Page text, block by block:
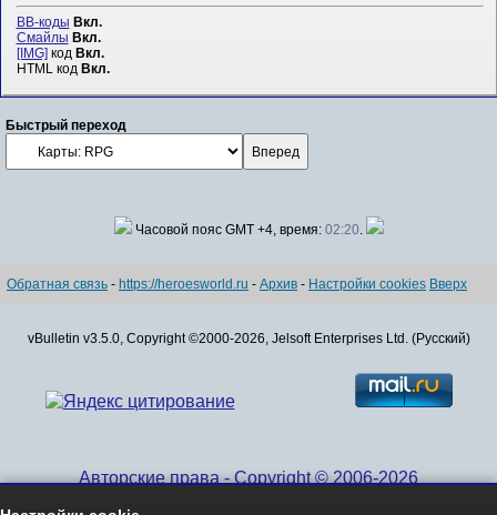
BB-коды Вкл.
Смайлы Вкл.
[IMG]код Вкл.
HTML код Вкл.
Быстрый переход
Часовой пояс GMT +4, время: 02:20.
Обратная связь - https://heroesworld.ru - Архив - Настройки cookies Вверх
vBulletin v3.5.0, Copyright ©2000-2026, Jelsoft Enterprises Ltd. (Русский)
Авторские права - Copyright © 2006-2026